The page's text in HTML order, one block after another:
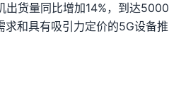
出货量同比增加14%，到达5000
和具有吸引力定价的5G设备推